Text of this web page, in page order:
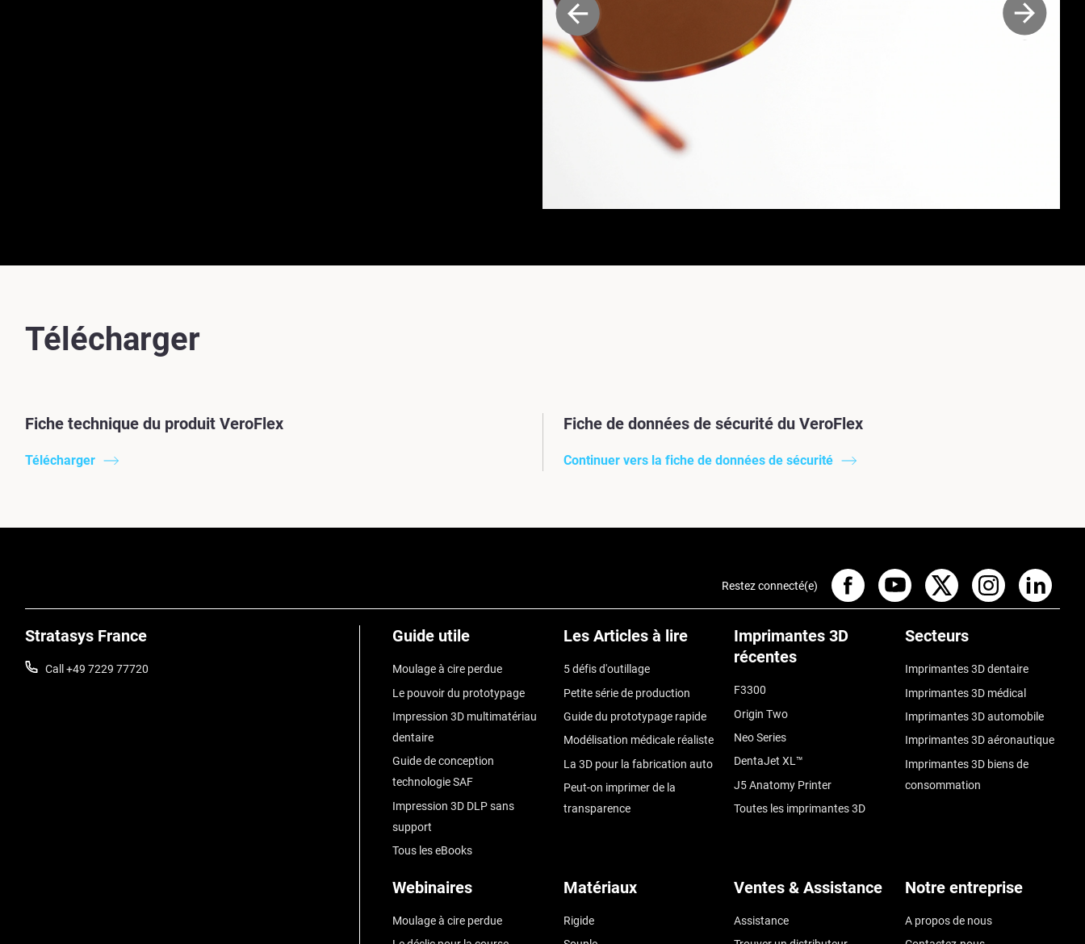
Télécharger
Fiche technique du produit VeroFlex
Télécharger
Fiche de données de sécurité du VeroFlex
Continuer vers la fiche de données de sécurité
Stratasys France
Call +49 7229 77720
Guide utile
Moulage à cire perdue
Le pouvoir du prototypage
Impression 3D multimatériau
dentaire
Guide de conception
technologie SAF
Impression 3D DLP sans
support
Tous les eBooks
Les Articles à lire
5 défis d'outillage
Petite série de production
Guide du prototypage rapide
Modélisation médicale réaliste
La 3D pour la fabrication auto
Peut-on imprimer de la
transparence
Imprimantes 3D
récentes
F3300
Origin Two
Neo Series
DentaJet XL™
J5 Anatomy Printer
Toutes les imprimantes 3D
Secteurs
Imprimantes 3D dentaire
Imprimantes 3D médical
Imprimantes 3D automobile
Imprimantes 3D aéronautique
Imprimantes 3D biens de
consommation
Webinaires
Moulage à cire perdue
Matériaux
Rigide
Ventes & Assistance
Assistance
Notre entreprise
A propos de nous
Restez connecté(e)